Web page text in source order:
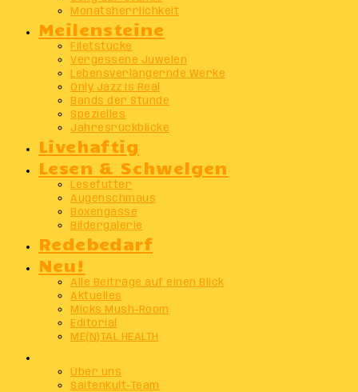
Monatsherrlichkeit
Meilensteine
Filetstücke
Vergessene Juwelen
Lebensverlängernde Werke
Only Jazz Is Real
Bands der Stunde
Spezielles
Jahresrückblicke
Livehaftig
Lesen & Schwelgen
Lesefutter
Augenschmaus
Boxengasse
Bildergalerie
Redebedarf
Neu!
Alle Beiträge auf einen Blick
Aktuelles
Micks Mush-Room
Editorial
ME(N)TAL HEALTH
Über uns
SaitenKult-Team